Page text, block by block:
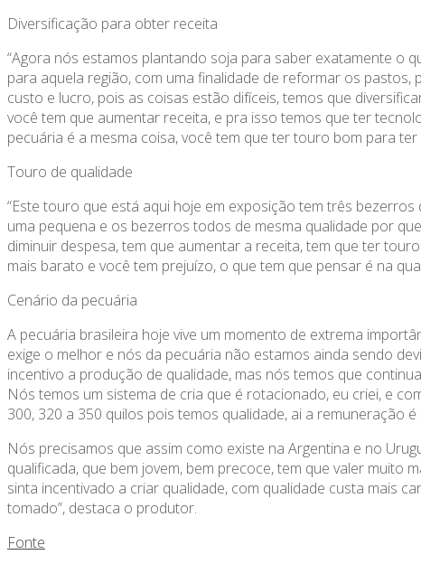
Diversificação para obter receita
“Agora nós estamos plantando soja para saber exatamente o
para aquela região, com uma finalidade de reformar os
custo e lucro, pois as coisas estão difíceis, temos que
você tem que aumentar receita, e pra isso temos que ter
pecuária é a mesma coisa, você tem que ter touro bom para ter
Touro de qualidade
“Este touro que está aqui hoje em exposição tem três
uma pequena e os bezerros todos de mesma qualidade por
diminuir despesa, tem que aumentar a receita, tem que ter
mais barato e você tem prejuízo, o que tem que pensar é na
Cenário da pecuária
A pecuária brasileira hoje vive um momento de extrema
exige o melhor e nós da pecuária não estamos ainda sendo
incentivo a produção de qualidade, mas nós temos que
Nós temos um sistema de cria que é rotacionado, eu criei, e
300, 320 a 350 quilos pois temos qualidade, ai a remuneração é
Nós precisamos que assim como existe na Argentina e no
qualificada, que bem jovem, bem precoce, tem que valer
sinta incentivado a criar qualidade, com qualidade custa mais
tomado”, destaca o produtor.
Fonte